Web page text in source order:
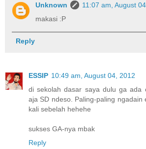
Unknown
11:07 am, August
makasi :P
Reply
ESSIP 10:49 am, August 04, 2012
di sekolah dasar saya dulu ga ada
aja SD ndeso. Paling-paling ngadain
kali sebelah hehehe
sukses GA-nya mbak
Reply